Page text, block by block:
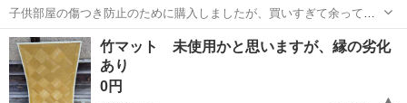
子供部屋の傷つき防止のために購入しましたが、買いすぎて余ってし
まいました。 商品は厚みが1.2センチで、かなりしっかりしています。
商品ページリンク貼りますので、詳しくはリンク先をご参照くださ
い。 購入時は24枚あたり6300...
長野 長野市 長野駅 カーペット/マット/ラグ
竹マット 未使用かと思いますが、縁の劣化
あり
0円